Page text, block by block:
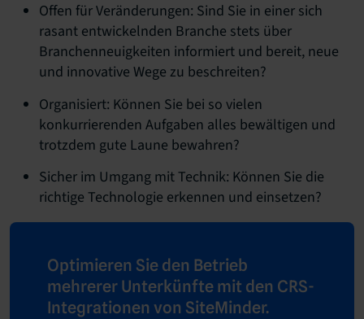
Offen für Veränderungen: Sind Sie in einer sich
rasant entwickelnden Branche stets über
Branchenneuigkeiten informiert und bereit, neue
und innovative Wege zu beschreiten?
Organisiert: Können Sie bei so vielen
konkurrierenden Aufgaben alles bewältigen und
trotzdem gute Laune bewahren?
Sicher im Umgang mit Technik: Können Sie die
richtige Technologie erkennen und einsetzen?
Optimieren Sie den Betrieb
mehrerer Unterkünfte mit den CRS-
Integrationen von SiteMinder.